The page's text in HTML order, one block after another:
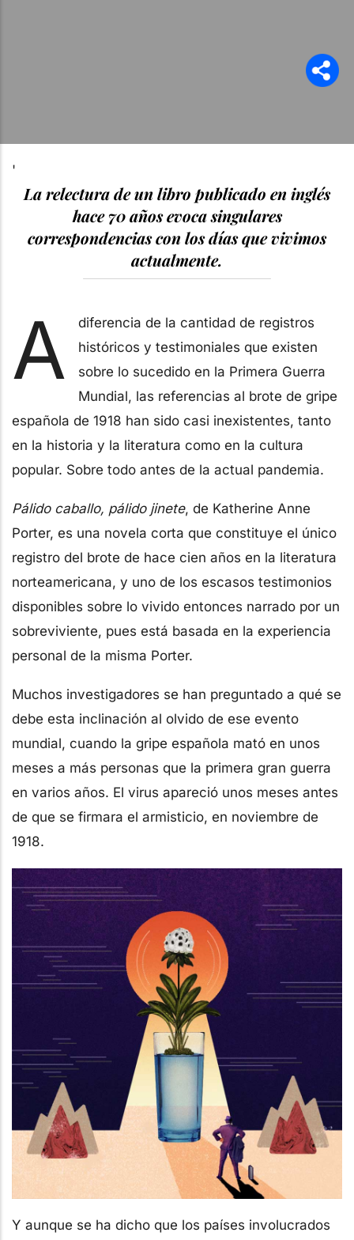
'
La relectura de un libro publicado en inglés
hace 70 años evoca singulares
correspondencias con los días que vivimos
actualmente.
A
diferencia de la cantidad de registros
históricos y testimoniales que existen
sobre lo sucedido en la Primera Guerra
Mundial, las referencias al brote de gripe
española de 1918 han sido casi inexistentes, tanto
en la historia y la literatura como en la cultura
popular. Sobre todo antes de la actual pandemia.
Pálido caballo, pálido jinete, de Katherine Anne
Porter, es una novela corta que constituye el único
registro del brote de hace cien años en la literatura
norteamericana, y uno de los escasos testimonios
disponibles sobre lo vivido entonces narrado por un
sobreviviente, pues está basada en la experiencia
personal de la misma Porter.
Muchos investigadores se han preguntado a qué se
debe esta inclinación al olvido de ese evento
mundial, cuando la gripe española mató en unos
meses a más personas que la primera gran guerra
en varios años. El virus apareció unos meses antes
de que se firmara el armisticio, en noviembre de
1918.
Y aunque se ha dicho que los países involucrados